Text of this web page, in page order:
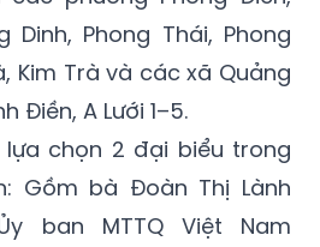
Dinh, Phong Thái, Phong
Kim Trà và các xã Quảng
Điền, A Lưới 1–5.
chọn 2 đại biểu trong
Gồm bà Đoàn Thị Lành
ban MTTQ Việt Nam